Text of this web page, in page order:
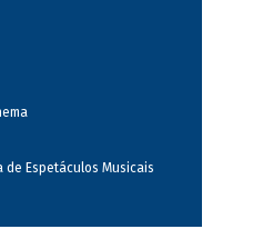
de Espetáculos Musicais